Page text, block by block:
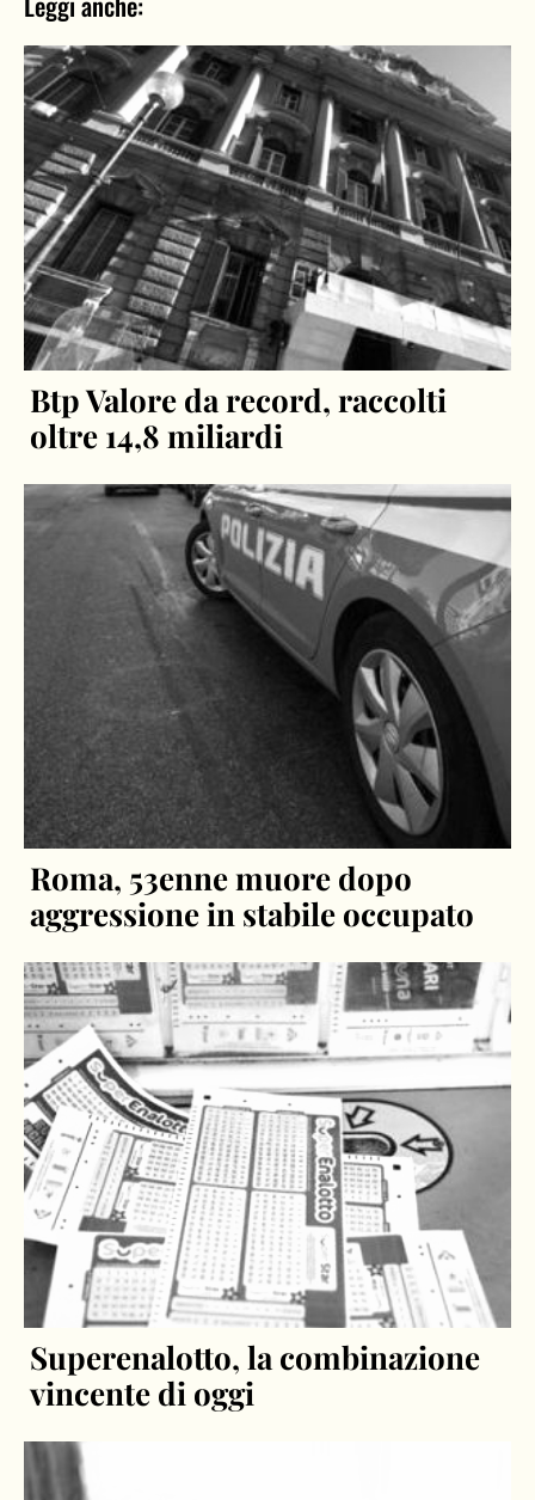
Btp Valore da record, raccolti
oltre 14,8 miliardi
Roma, 53enne muore dopo
aggressione in stabile occupato
Superenalotto, la combinazione
vincente di oggi